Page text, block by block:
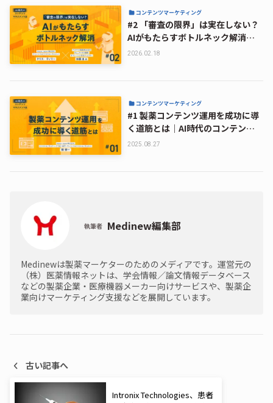
コンテンツマーケティング
#2 「審査の限界」は実在しない？
AIがもたらすボトルネック解消｜AI
時代のコンテンツマネジメント法
2026.02.18
コンテンツマーケティング
#1 製薬コンテンツ運用を成功に導
く道筋とは｜AI時代のコンテンツ
マネジメント法
2025.08.27
執筆者 Medinew編集部
Medinewは製薬マーケターのためのメディアです。運営元の
（株）医薬情報ネットは、学会情報／論文情報データベース
などの製薬企業・医療機器メーカー向けサービスや、製薬企
業向けマーケティング支援などを展開しています。
古い記事へ
Intronix Technologies、患者